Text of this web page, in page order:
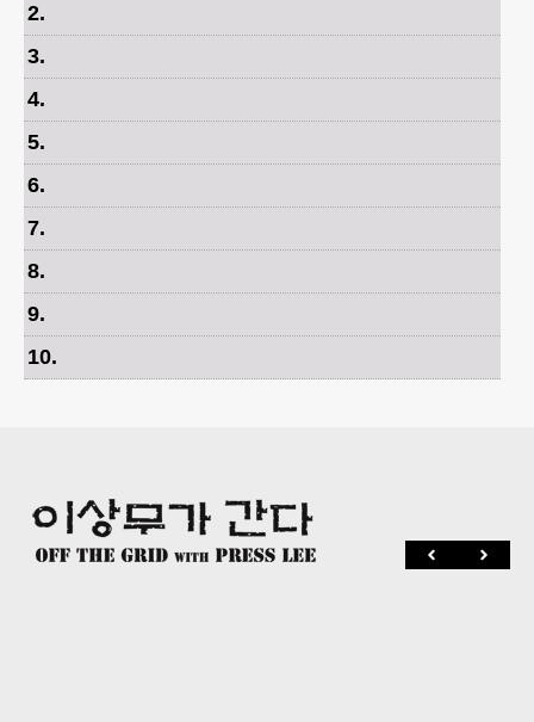
2.
3.
4.
5.
6.
7.
8.
9.
10.